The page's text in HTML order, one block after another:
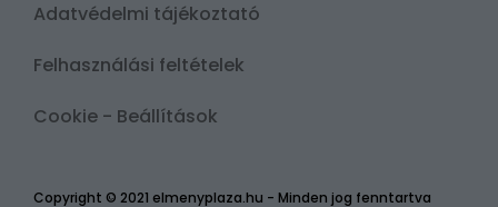
Copyright © 2021 elmenyplaza.hu - Minden jog fenntartva
Adatvédelmi tájékoztató
Felhasználási feltételek
Cookie - Beállítások